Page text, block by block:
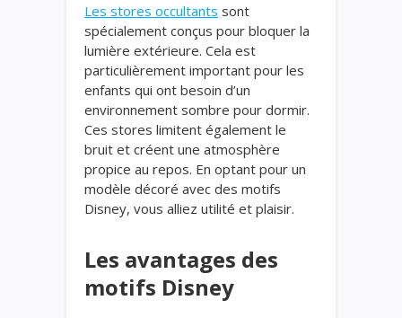
Les stores occultants sont
spécialement conçus pour bloquer la
lumière extérieure. Cela est
particulièrement important pour les
enfants qui ont besoin d’un
environnement sombre pour dormir.
Ces stores limitent également le
bruit et créent une atmosphère
propice au repos. En optant pour un
modèle décoré avec des motifs
Disney, vous alliez utilité et plaisir.
Les avantages des
motifs Disney